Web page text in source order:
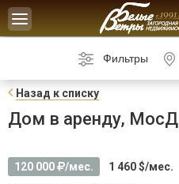
Toggle
navigation
Фильтры
Назад к списку
Дом в аренду,
120 000 /мес. 1 460 $/мес.